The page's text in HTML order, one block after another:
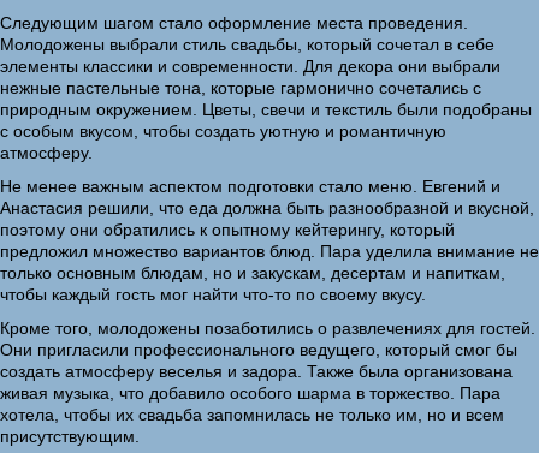
Следующим шагом стало оформление места проведения.
Молодожены выбрали стиль свадьбы, который сочетал в себе
элементы классики и современности. Для декора они выбрали
нежные пастельные тона, которые гармонично сочетались с
природным окружением. Цветы, свечи и текстиль были подобраны
с особым вкусом, чтобы создать уютную и романтичную
атмосферу.
Не менее важным аспектом подготовки стало меню. Евгений и
Анастасия решили, что еда должна быть разнообразной и вкусной,
поэтому они обратились к опытному кейтерингу, который
предложил множество вариантов блюд. Пара уделила внимание не
только основным блюдам, но и закускам, десертам и напиткам,
чтобы каждый гость мог найти что-то по своему вкусу.
Кроме того, молодожены позаботились о развлечениях для гостей.
Они пригласили профессионального ведущего, который смог бы
создать атмосферу веселья и задора. Также была организована
живая музыка, что добавило особого шарма в торжество. Пара
хотела, чтобы их свадьба запомнилась не только им, но и всем
присутствующим.